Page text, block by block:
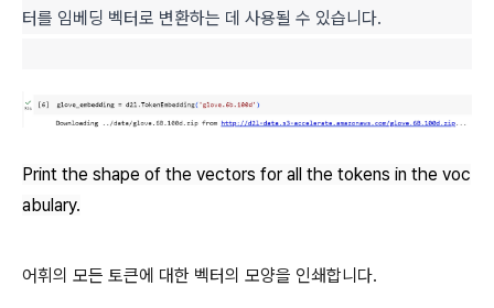
터를 임베딩 벡터로 변환하는 데 사용될 수 있습니다.
Print the shape of the vectors for all the tokens in the voc
abulary.
어휘의 모든 토큰에 대한 벡터의 모양을 인쇄합니다.